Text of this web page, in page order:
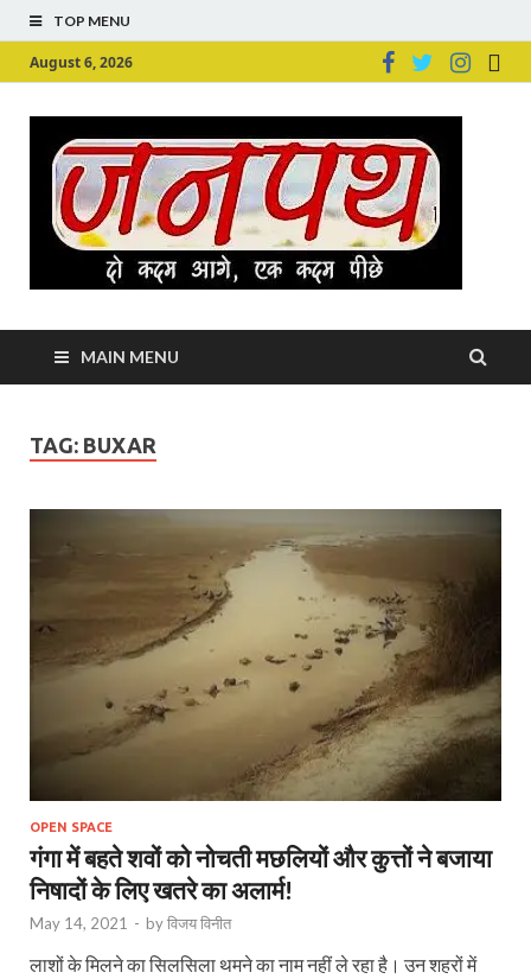
TOP MENU
August 6, 2026
MAIN MENU
TAG: BUXAR
OPEN SPACE
गंगा में बहते शवों को नोचती मछलियों और कुत्तों ने बजाया
निषादों के लिए खतरे का अलार्म!
May 14, 2021 - byविजय विनीत
लाशों के मिलने का सिलसिला थमने का नाम नहीं ले रहा है। उन शहरों में